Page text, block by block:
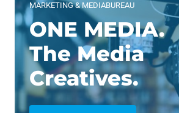
MARKETING & MEDIABUREAU
ONE MEDIA.
The Media
Creatives.